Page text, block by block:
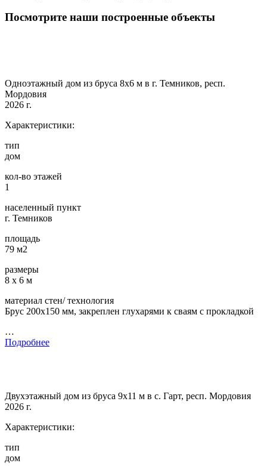
Посмотрите наши построенные объекты
Одноэтажный дом из бруса 8х6 м в г. Темников, респ.
Мордовия
2026 г.
Характеристики:
тип
дом
кол-во этажей
1
населенный пункт
г. Темников
площадь
79 м2
размеры
8 х 6 м
материал стен/ технология
Брус 200х150 мм, закреплен глухарями к сваям с прокладкой
…
Подробнее
Двухэтажный дом из бруса 9х11 м в с. Гарт, респ. Мордовия
2026 г.
Характеристики:
тип
дом